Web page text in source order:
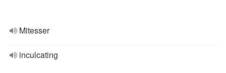
Mitesser
inculcating